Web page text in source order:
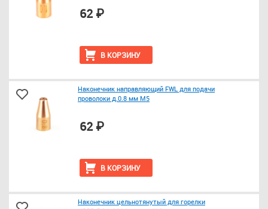
В КОРЗИНУ
62 ₽
Наконечник направляющий FWL для подачи
проволоки д.0.8 мм M5
В КОРЗИНУ
62 ₽
Наконечник цельнотянутый для горелки